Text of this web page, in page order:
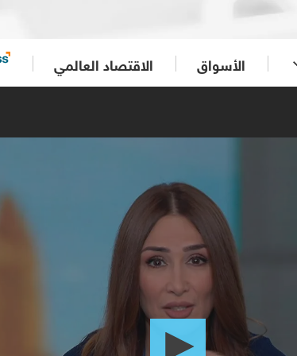
الأسواق الاقتصاد العالمي